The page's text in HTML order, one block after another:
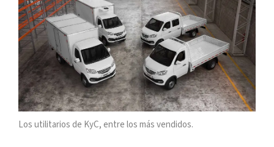
Los utilitarios de KyC, entre los más vendidos.